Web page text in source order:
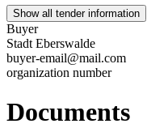
Show all tender information
Buyer
Stadt Eberswalde
buyer-email@mail.com
organization number
Documents